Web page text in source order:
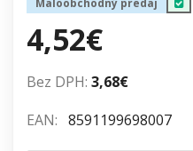
Maloobchodný predaj
4,52€
Bez DPH: 3,68€
EAN: 8591199698007